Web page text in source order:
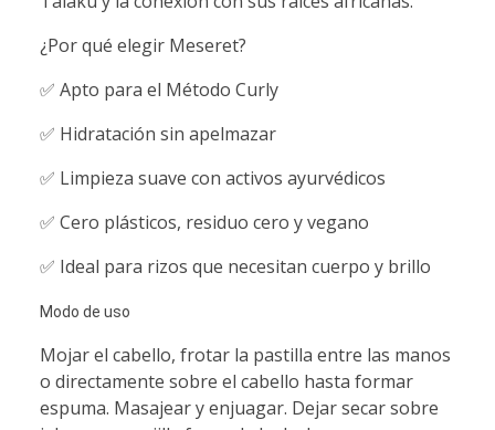
¿Por qué elegir Meseret?
✅ Apto para el Método Curly
✅ Hidratación sin apelmazar
✅ Limpieza suave con activos ayurvédicos
✅ Cero plásticos, residuo cero y vegano
✅ Ideal para rizos que necesitan cuerpo y brillo
Modo de uso
Mojar el cabello, frotar la pastilla entre las manos
o directamente sobre el cabello hasta formar
espuma. Masajear y enjuagar. Dejar secar sobre